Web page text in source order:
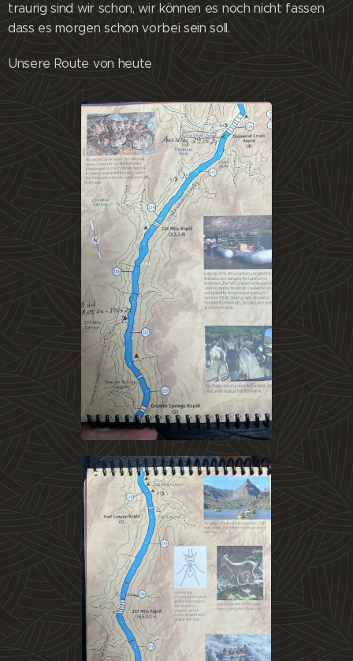
traurig sind wir schon, wir können es noch nicht fassen
dass es morgen schon vorbei sein soll.
Unsere Route von heute